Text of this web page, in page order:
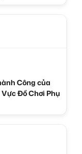
Công của
Đồ Chơi Phụ